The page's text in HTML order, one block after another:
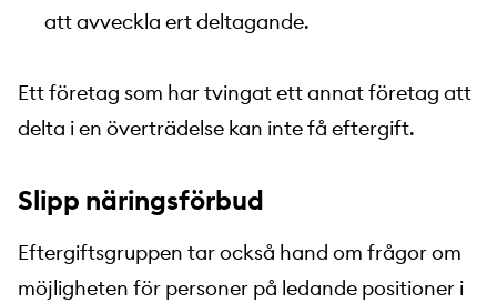
att avveckla ert deltagande.
Ett företag som har tvingat ett annat företag att
delta i en överträdelse kan inte få eftergift.
Slipp näringsförbud
Eftergiftsgruppen tar också hand om frågor om
möjligheten för personer på ledande positioner i